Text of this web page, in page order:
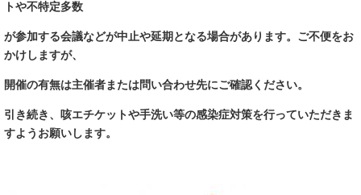
トや不特定多数
が参加する会議などが中止や延期となる場合があります。ご不便をお
かけしますが、
開催の有無は主催者または問い合わせ先にご確認ください。
引き続き 、咳エチケットや手洗い等の感染症対策を行っていただきま
すようお願いします。